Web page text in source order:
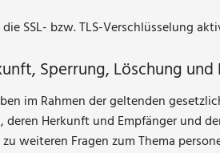
SSL- bzw. TLS-Verschlüsselung
Sperrung, Löschung
im Rahmen der geltenden
deren Herkunft und Empfänger und
weiteren Fragen zum Thema